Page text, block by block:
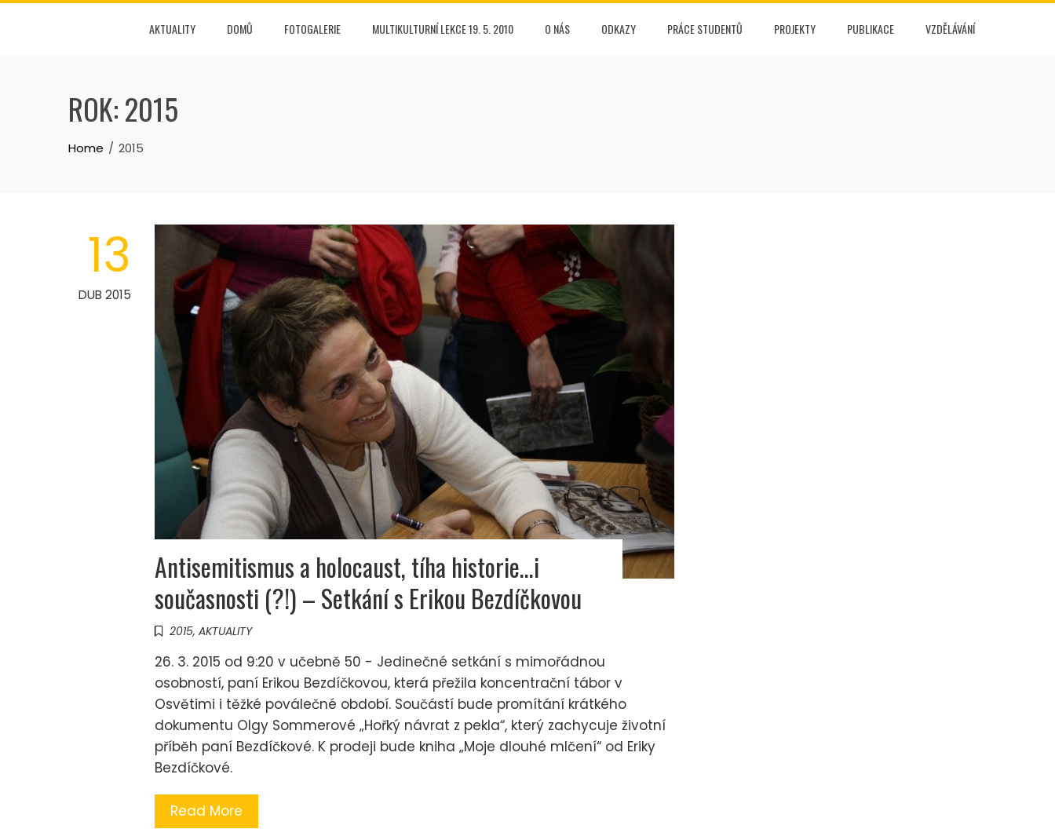
Skip
AKTUALITY DOMŮ FOTOGALERIE MULTIKULTURNÍ LEKCE 19. 5. 2010 O NÁS ODKAZY PRÁCE STUDENTŮ PROJEKTY PUBLIKACE VZDĚLÁVÁNÍ
ROK:2015
Home 2015
13
DUB 2015
Antisemitismus a holocaust, tíha historie…i
současnosti (?!) – Setkání s Erikou Bezdíčkovou
2015, AKTUALITY
26. 3. 2015 od 9:20 v učebně 50 - Jedinečné setkání s mimořádnou
osobností, paní Erikou Bezdíčkovou, která přežila koncentrační tábor v
Osvětimi i těžké poválečné období. Součástí bude promítání krátkého
dokumentu Olgy Sommerové „Hořký návrat z pekla“, který zachycuje životní
příběh paní Bezdíčkové. K prodeji bude kniha „Moje dlouhé mlčení“ od Eriky
Bezdíčkové.
Read More